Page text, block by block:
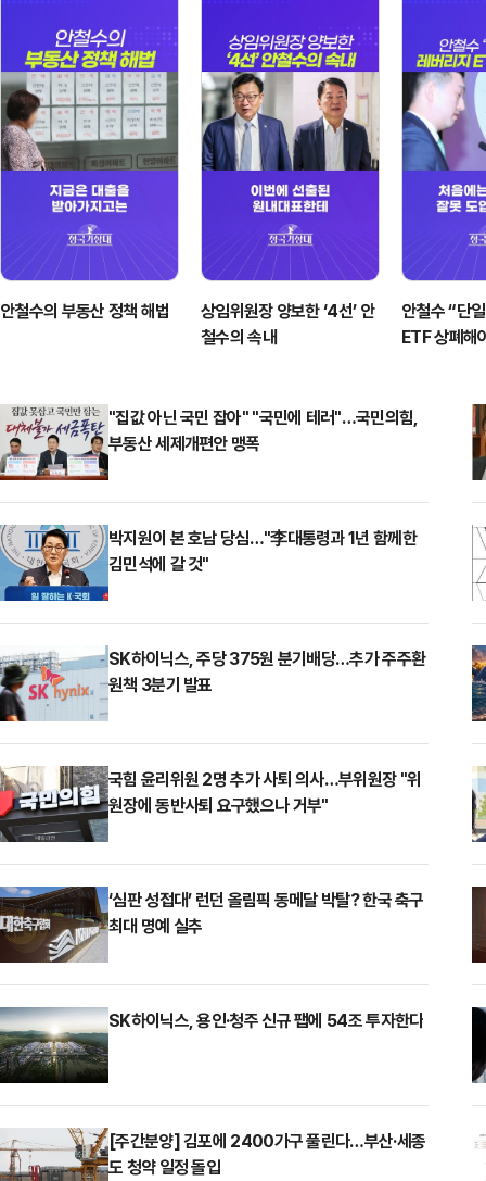
안철수의 부동산 정책 해법
상임위원장 양보한 ‘4선’ 안
철수의 속내
안철수 “단
ETF 상폐해
"집값 아닌 국민 잡아" "국민에 테러"…국민의힘,
부동산 세제개편안 맹폭
박지원이 본 호남 당심…"李대통령과 1년 함께한
김민석에 갈 것"
SK하이닉스, 주당 375원 분기배당…추가 주주환
원책 3분기 발표
국힘 윤리위원 2명 추가 사퇴 의사…부위원장 "위
원장에 동반사퇴 요구했으나 거부"
‘심판 성접대’ 런던 올림픽 동메달 박탈? 한국 축구
최대 명예 실추
SK하이닉스, 용인·청주 신규 팹에 54조 투자한다
[주간분양] 김포에 2400가구 풀린다…부산·세종
도 청약 일정 돌입